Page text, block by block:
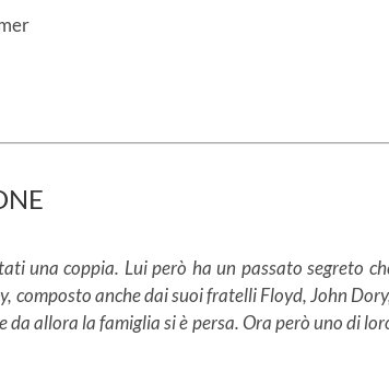
una coppia. Lui però ha un passato segreto
anche dai suoi fratelli Floyd, John
allora la famiglia si è persa. Ora però uno di